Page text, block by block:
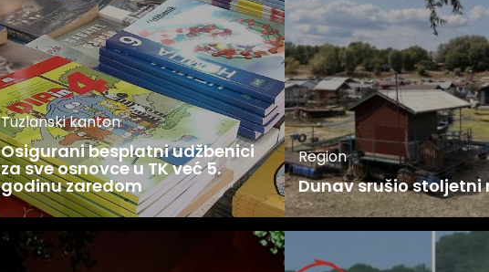
Tuzlanski kanton
Osigurani besplatni udžbenici
za sve osnovce u TK već 5.
godinu zaredom
Region
Dunav srušio stoljetni